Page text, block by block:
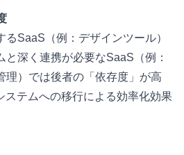
SaaS（例：デザインツール）
と深く連携が必要なSaaS（例：
）では後者の「依存度」が高
ステムへの移行による効率化効果